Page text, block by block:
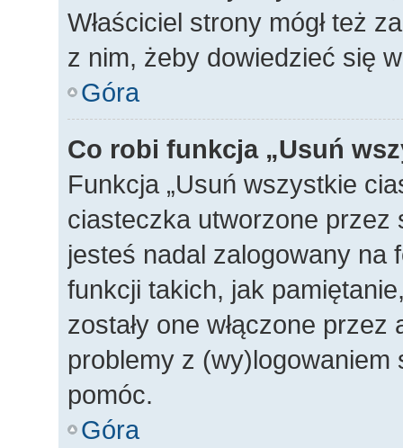
Właściciel strony mógł też
z nim, żeby dowiedzieć się
Góra
Co robi funkcja „Usuń
Funkcja „Usuń wszystkie
ciasteczka utworzone przez
jesteś nadal zalogowany na
funkcji takich, jak
zostały one włączone
problemy z
pomóc.
Góra